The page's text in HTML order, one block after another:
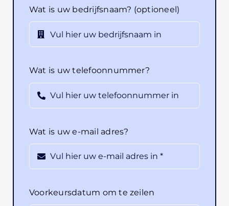
Wat is uw bedrijfsnaam? (optioneel)
Wat is uw telefoonnummer?
Wat is uw e-mail adres?
Voorkeursdatum om te zeilen